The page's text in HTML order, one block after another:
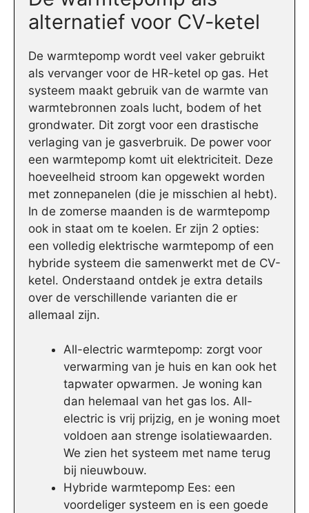
alternatief voor CV-ketel
De warmtepomp wordt veel vaker gebruikt
als vervanger voor de HR-ketel op gas. Het
systeem maakt gebruik van de warmte van
warmtebronnen zoals lucht, bodem of het
grondwater. Dit zorgt voor een drastische
verlaging van je gasverbruik. De power voor
een warmtepomp komt uit elektriciteit. Deze
hoeveelheid stroom kan opgewekt worden
met zonnepanelen (die je misschien al hebt).
In de zomerse maanden is de warmtepomp
ook in staat om te koelen. Er zijn 2 opties:
een volledig elektrische warmtepomp of een
hybride systeem die samenwerkt met de CV-
ketel. Onderstaand ontdek je extra details
over de verschillende varianten die er
allemaal zijn.
All-electric warmtepomp: zorgt voor
verwarming van je huis en kan ook het
tapwater opwarmen. Je woning kan
dan helemaal van het gas los. All-
electric is vrij prijzig, en je woning moet
voldoen aan strenge isolatiewaarden.
We zien het systeem met name terug
bij nieuwbouw.
Hybride warmtepomp Ees: een
voordeliger systeem en is een goede